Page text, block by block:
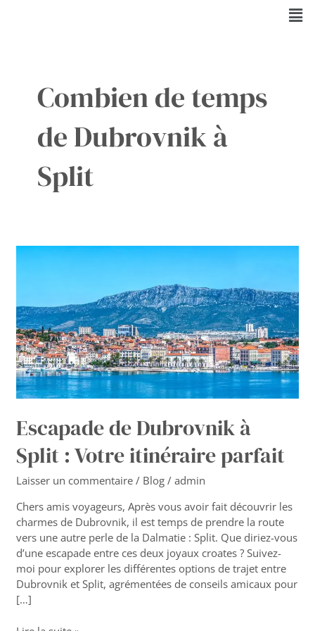
Combien de temps
de Dubrovnik à
Split
Escapade de Dubrovnik à
Split : Votre itinéraire parfait
Laisser un commentaire / Blog /admin
Chers amis voyageurs, Après vous avoir fait découvrir les
charmes de Dubrovnik, il est temps de prendre la route
vers une autre perle de la Dalmatie : Split. Que diriez-vous
d’une escapade entre ces deux joyaux croates ? Suivez-
moi pour explorer les différentes options de trajet entre
Dubrovnik et Split, agrémentées de conseils amicaux pour
[…]
Escapade
Split
:
Votre
itinéraire
parfait